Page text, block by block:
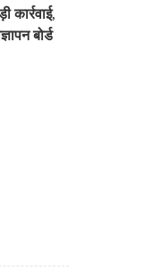
बोर्ड